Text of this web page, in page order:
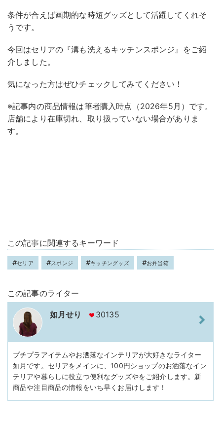
条件が合えば画期的な時短グッズとして活躍してくれそ
うです。
今回はセリアの『溝も洗えるキッチンスポンジ』をご紹
介しました。
気になった方はぜひチェックしてみてください！
※記事内の商品情報は筆者購入時点（2026年5月）です。
店舗により在庫切れ、取り扱っていない場合がありま
す。
この記事に関連するキーワード
セリア スポンジ キッチングッズ お弁当箱
この記事のライター
如月せり 30135
プチプラアイテムやお洒落なインテリアが大好きなライター
如月です。セリアをメインに、100円ショップのお洒落なイン
テリアや暮らしに役立つ便利なグッズやをご紹介します。新
商品や注目商品の情報をいち早くお届けします！